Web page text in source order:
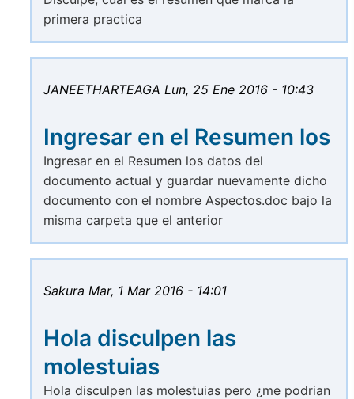
primera practica
JANEETHARTEAGA Lun, 25 Ene 2016 - 10:43
Ingresar en el Resumen los
Ingresar en el Resumen los datos del
documento actual y guardar nuevamente dicho
documento con el nombre Aspectos.doc bajo la
misma carpeta que el anterior
Sakura Mar, 1 Mar 2016 - 14:01
Hola disculpen las
molestuias
Hola disculpen las molestuias pero ¿me podrian